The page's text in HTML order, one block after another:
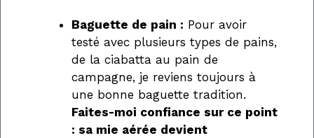
Baguette de pain : Pour avoir
testé avec plusieurs types de pains,
de la ciabatta au pain de
campagne, je reviens toujours à
une bonne baguette tradition.
Faites-moi confiance sur ce point
: sa mie aérée devient